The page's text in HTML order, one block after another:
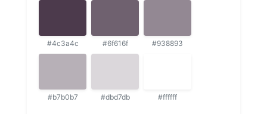
#4c3a4c #6f616f #938893
#b7b0b7 #dbd7db #ffffff